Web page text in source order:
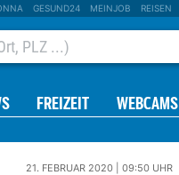
GESUND24 MEINJOB REISEN
FREIZEIT WEBCAMS
21. FEBRUAR 2020 | 09:50 UHR